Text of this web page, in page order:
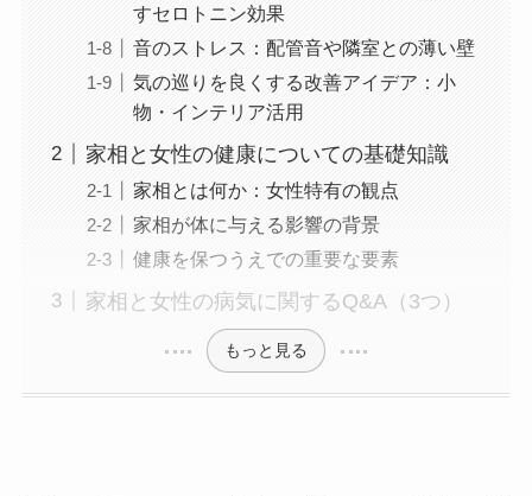
すセロトニン効果
音のストレス：配管音や隣室との薄い壁
気の巡りを良くする改善アイデア：小
物・インテリア活用
家相と女性の健康についての基礎知識
家相とは何か：女性特有の観点
家相が体に与える影響の背景
健康を保つうえでの重要な要素
家相と女性の病気に関するQ&A（3つ）
もっと見る